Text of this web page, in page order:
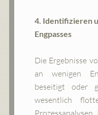
4. Identifizieren
Engpasses
Die Ergebnisse
an wenigen
beseitigt oder
wesentlich